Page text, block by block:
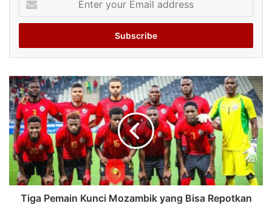
your
Email
Tiga Pemain Kunci Mozambik yang Bisa Repotkan